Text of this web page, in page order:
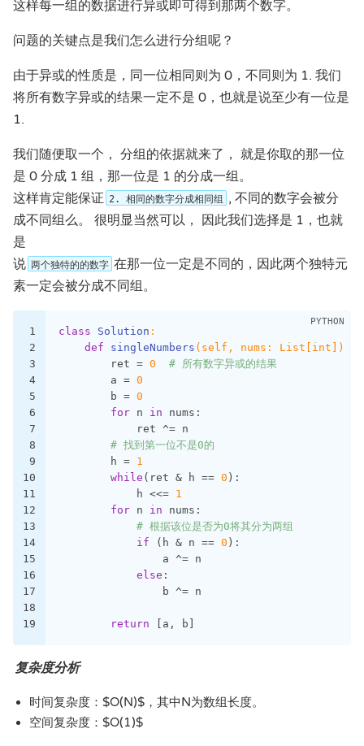
这样每一组的数据进行异或即可得到那两个数字。
问题的关键点是我们怎么进行分组呢？
由于异或的性质是，同一位相同则为 0，不同则为 1. 我们
将所有数字异或的结果一定不是 0，也就是说至少有一位是
1.
我们随便取一个， 分组的依据就来了， 就是你取的那一位
是 0 分成 1 组，那一位是 1 的分成一组。
这样肯定能保证 2. 相同的数字分成相同组
, 不同的数字会被分
成不同组么。 很明显当然可以， 因此我们选择是 1，也就
是
说 两个独特的的数字 在那一位一定是不同的，因此两个独特元
素一定会被分成不同组。
1
2
3
4
5
6
7
8
9
10
11
12
13
14
15
16
17
18
19
class Solution :
def
singleNumbers (self, nums: List[int])
        ret =
0
# 所有数字异或的结果
        a =
0
        b =
0
for n in nums:
            ret ^= n
# 找到第一位不是0的
        h =
1
while (ret & h == 0 ):
            h <<=
1
for n in nums:
# 根据该位是否为0将其分为两组
if (h & n == 0 ):
                a ^= n
else :
                b ^= n
return [a, b]
复杂度分析
时间复杂度：$O(N)$，其中N为数组长度。
空间复杂度：$O(1)$